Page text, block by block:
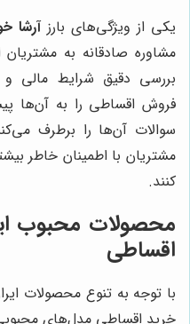
یکی از ویژگی‌های بارزآرشا
مشاوره صادقانه به
بررسی دقیق شرایط مالی و
فروش اقساطی را به آن‌ها
سوالات آن‌ها را برطرف
مشتریان با اطمینان خاطر
کنند.
محصولات محبوب
اقساطی
با توجه به تنوع محصولات